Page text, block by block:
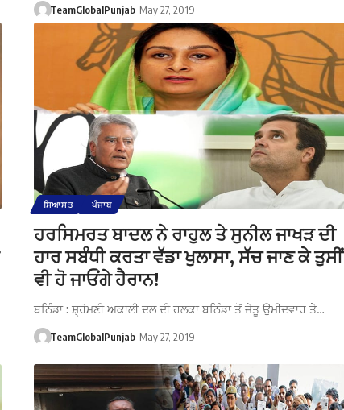
TeamGlobalPunjab May 27, 2019
ਸਿਆਸਤ ਪੰਜਾਬ
ਹਰਸਿਮਰਤ ਬਾਦਲ ਨੇ ਰਾਹੁਲ ਤੇ ਸੁਨੀਲ ਜਾਖੜ ਦੀ
ਹਾਰ ਸਬੰਧੀ ਕਰਤਾ ਵੱਡਾ ਖੁਲਾਸਾ, ਸੱਚ ਜਾਣ ਕੇ ਤੁਸੀਂ
ਵੀ ਹੋ ਜਾਓਂਗੇ ਹੈਰਾਨ!
ਬਠਿੰਡਾ : ਸ਼੍ਰੋਮਣੀ ਅਕਾਲੀ ਦਲ ਦੀ ਹਲਕਾ ਬਠਿੰਡਾ ਤੋਂ ਜੇਤੂ ਉਮੀਦਵਾਰ ਤੇ…
TeamGlobalPunjab May 27, 2019